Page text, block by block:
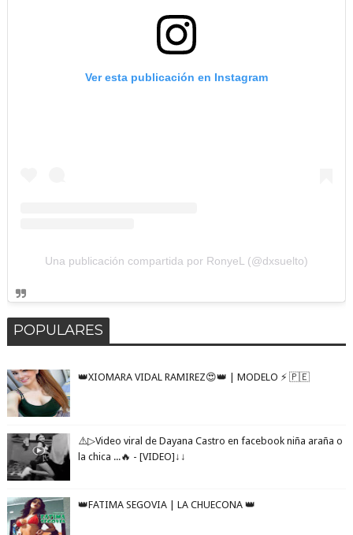
Ver esta publicación en Instagram
Una publicación compartida por RonyeL (@dxsuelto)
POPULARES
👑XIOMARA VIDAL RAMIREZ😍👑 | MODELO ⚡️ 🇵🇪
⚠️▷Video viral de Dayana Castro en facebook niña araña o
la chica ...🔥 - [VIDEO]↓↓
👑FATIMA SEGOVIA | LA CHUECONA 👑